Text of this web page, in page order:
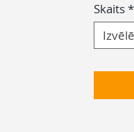
Skaits*